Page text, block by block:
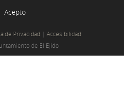
Acepto
de Privacidad | Accesibilidad
de El Ejido